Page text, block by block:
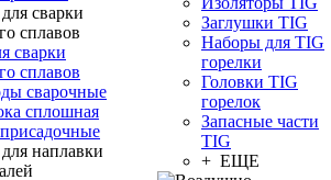
сварки
сплавов
сварочные
сплошная
Заглушки TIG
Наборы для TIG
горелки
Головки TIG
горелок
Запасные части
TIG
+ ЕЩЕ